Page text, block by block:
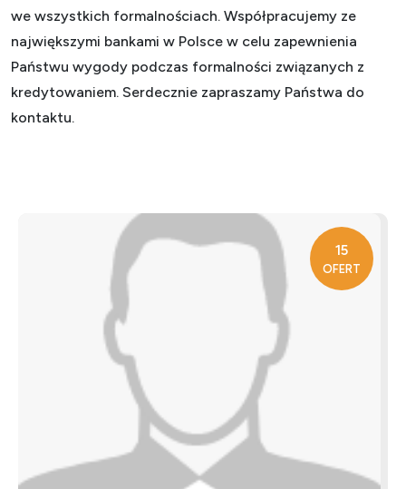
we wszystkich formalnościach. Współpracujemy ze
największymi bankami w Polsce w celu zapewnienia
Państwu wygody podczas formalności związanych z
kredytowaniem. Serdecznie zapraszamy Państwa do
kontaktu.
15
OFERT